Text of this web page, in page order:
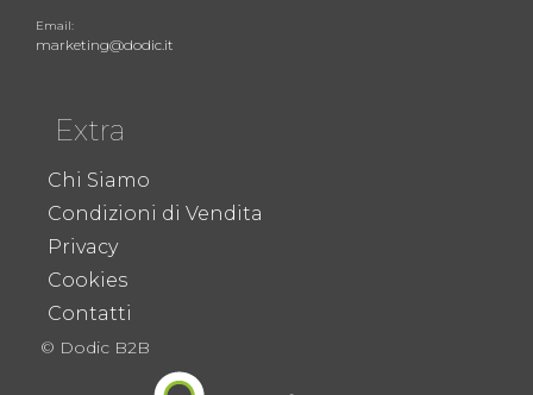
Email:
marketing@dodic.it
Extra
Chi Siamo
Condizioni di Vendita
Privacy
Cookies
Contatti
© Dodic B2B